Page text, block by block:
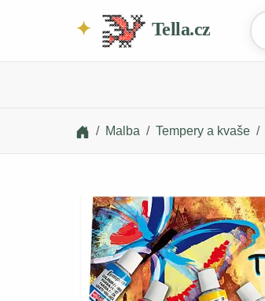
Tella.cz
Malba Tempery a kvaše